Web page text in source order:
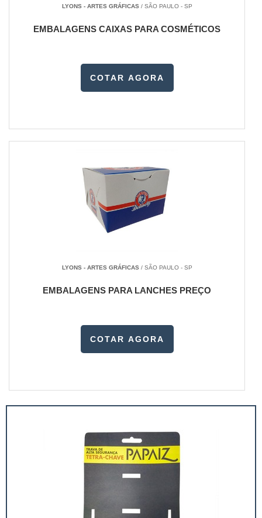
LYONS - ARTES GRÁFICAS/ SÃO PAULO - SP
EMBALAGENS CAIXAS PARA COSMÉTICOS
COTAR AGORA
LYONS - ARTES GRÁFICAS/ SÃO PAULO - SP
EMBALAGENS PARA LANCHES PREÇO
COTAR AGORA